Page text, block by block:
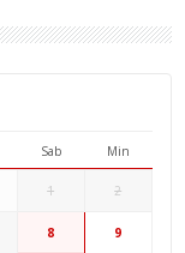
Sab Min
1 2
8 9